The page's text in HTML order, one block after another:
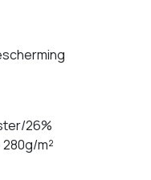
26%
m²